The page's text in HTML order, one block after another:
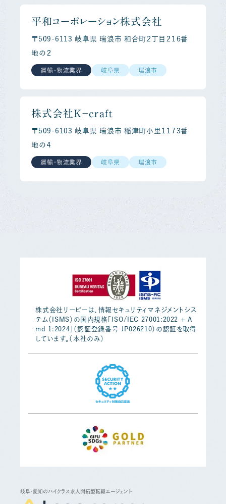
平和コーポレーション株式会社
〒509-6113 岐阜県 瑞浪市 和合町２丁目２１６番
地の２
運輸・物流業界 岐阜県 瑞浪市
株式会社Ｋ－ｃｒａｆｔ
〒509-6103 岐阜県 瑞浪市 稲津町小里１１７３番
地の４
運輸・物流業界 岐阜県 瑞浪市
株式会社リーピーは、情報セキュリティマネジメントシス
テム（ISMS）の国内規格「ISO/IEC 27001:2022 + A
md 1:2024」（認証登録番号 JP026210）の認証を取得
しています。（本社のみ）
岐阜・愛知のハイクラス求人開拓型転職エージェント